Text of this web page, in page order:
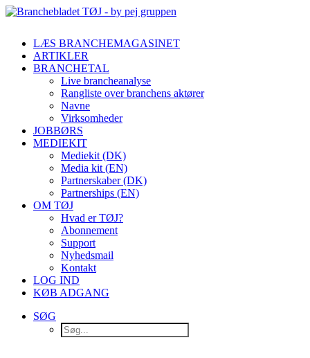
LÆS BRANCHEMAGASINET
ARTIKLER
BRANCHETAL
Live brancheanalyse
Rangliste over branchens aktører
Navne
Virksomheder
JOBBØRS
MEDIEKIT
Mediekit (DK)
Media kit (EN)
Partnerskaber (DK)
Partnerships (EN)
OM TØJ
Hvad er TØJ?
Abonnement
Support
Nyhedsmail
Kontakt
LOG IND
KØB ADGANG
SØG